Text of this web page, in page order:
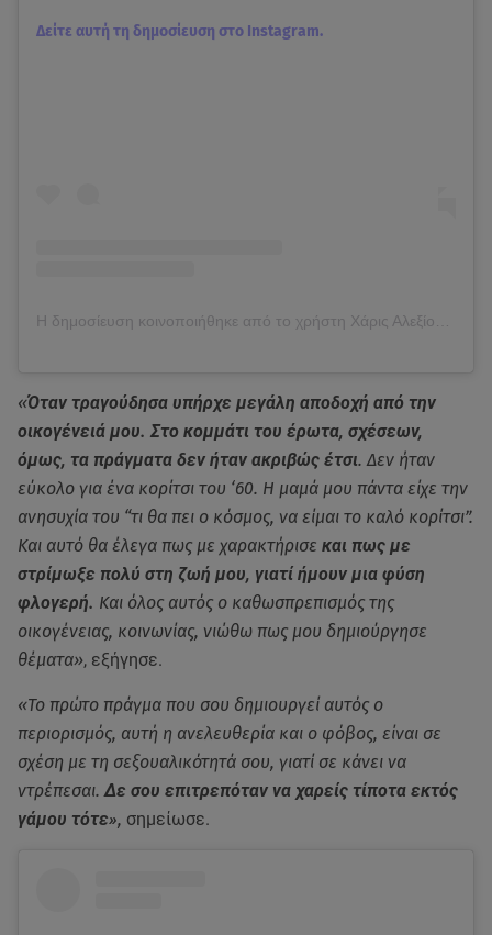
Δείτε αυτή τη δημοσίευση στο Instagram.
Η δημοσίευση κοινοποιήθηκε από το χρήστη Χάρις Αλεξίου (@haris_alexiou_official)
«Όταν τραγούδησα υπήρχε μεγάλη αποδοχή από την
οικογένειά μου. Στο κομμάτι του έρωτα, σχέσεων,
όμως, τα πράγματα δεν ήταν ακριβώς έτσι. Δεν ήταν
εύκολο για ένα κορίτσι του ‘60. Η μαμά μου πάντα είχε την
ανησυχία του “τι θα πει ο κόσμος, να είμαι το καλό κορίτσι”.
Και αυτό θα έλεγα πως με χαρακτήρισε και πως με
στρίμωξε πολύ στη ζωή μου, γιατί ήμουν μια φύση
φλογερή. Και όλος αυτός ο καθωσπρεπισμός της
οικογένειας, κοινωνίας, νιώθω πως μου δημιούργησε
θέματα», εξήγησε.
«Το πρώτο πράγμα που σου δημιουργεί αυτός ο
περιορισμός, αυτή η ανελευθερία και ο φόβος, είναι σε
σχέση με τη σεξουαλικότητά σου, γιατί σε κάνει να
ντρέπεσαι.Δε σου επιτρεπόταν να χαρείς τίποτα εκτός
γάμου τότε», σημείωσε.